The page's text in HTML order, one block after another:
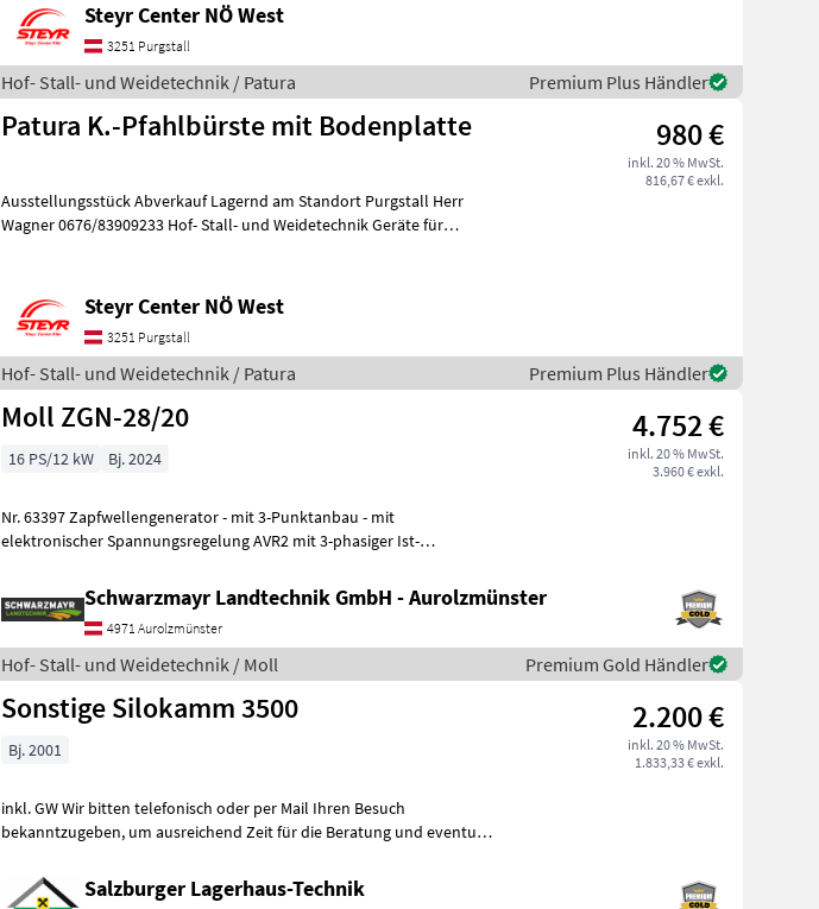
Steyr Center NÖ West
3251 Purgstall
Hof- Stall- und Weidetechnik / Patura Premium Plus Händler
Patura K.-Pfahlbürste mit Bodenplatte 980 €
inkl. 20 % MwSt.
816,67 € exkl.
Ausstellungsstück Abverkauf Lagernd am Standort Purgstall Herr
Wagner 0676/83909233 Hof- Stall- und Weidetechnik Geräte für
Steyr Center NÖ West
3251 Purgstall
Hof- Stall- und Weidetechnik / Patura Premium Plus Händler
Moll ZGN-28/20 4.752 €
inkl. 20 % MwSt.
3.960 € exkl.
16 PS/12 kW Bj. 2024
Nr. 63397 Zapfwellengenerator - mit 3-Punktanbau - mit
elektronischer Spannungsregelung AVR2 mit 3-phasiger Ist-
Schwarzmayr Landtechnik GmbH - Aurolzmünster
4971 Aurolzmünster
Hof- Stall- und Weidetechnik / Moll Premium Gold Händler
Sonstige Silokamm 3500 2.200 €
inkl. 20 % MwSt.
1.833,33 € exkl.
Bj. 2001
inkl. GW Wir bitten telefonisch oder per Mail Ihren Besuch
bekanntzugeben, um ausreichend Zeit für die Beratung und eventuell
Salzburger Lagerhaus-Technik